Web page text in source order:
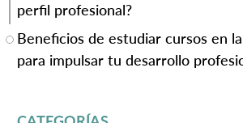
perfil profesional?
Beneficios de estudiar cursos en
para impulsar tu desarrollo